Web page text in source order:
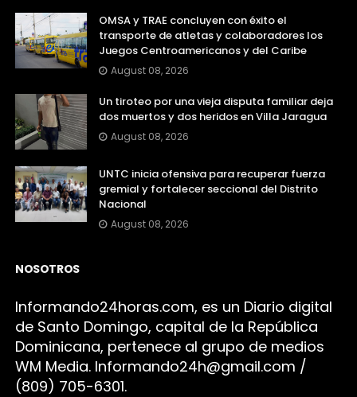
OMSA y TRAE concluyen con éxito el
transporte de atletas y colaboradores los
Juegos Centroamericanos y del Caribe
August 08, 2026
Un tiroteo por una vieja disputa familiar deja
dos muertos y dos heridos en Villa Jaragua
August 08, 2026
UNTC inicia ofensiva para recuperar fuerza
gremial y fortalecer seccional del Distrito
Nacional
August 08, 2026
NOSOTROS
Informando24horas.com, es un Diario digital
de Santo Domingo, capital de la República
Dominicana, pertenece al grupo de medios
WM Media. Informando24h@gmail.com /
(809) 705-6301.